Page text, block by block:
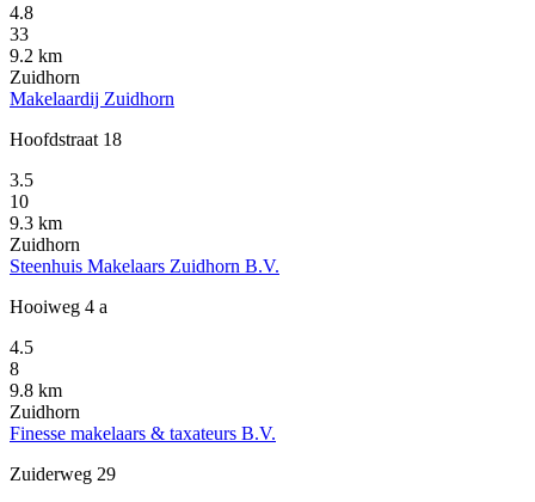
4.8
33
9.2 km
Zuidhorn
Makelaardij Zuidhorn
Hoofdstraat 18
3.5
10
9.3 km
Zuidhorn
Steenhuis Makelaars Zuidhorn B.V.
Hooiweg 4 a
4.5
8
9.8 km
Zuidhorn
Finesse makelaars & taxateurs B.V.
Zuiderweg 29